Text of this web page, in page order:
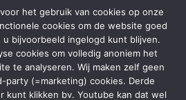
Security | Made in cooperation
het gebruik van cookies op onze
cookies om de website goed
bijvoorbeeld ingelogd kunt blijven.
cookies om volledig anoniem het
te analyseren. Wij maken zelf geen
party (=marketing) cookies. Derde
kunt klikken bv. Youtube kan dat wel